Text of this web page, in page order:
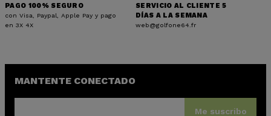
PAGO 100% SEGURO
con Visa, Paypal, Apple Pay y pago
en 3X 4X
SERVICIO AL CLIENTE 5
DÍAS A LA SEMANA
web@golfone64.fr
MANTENTE CONECTADO
Me suscribo